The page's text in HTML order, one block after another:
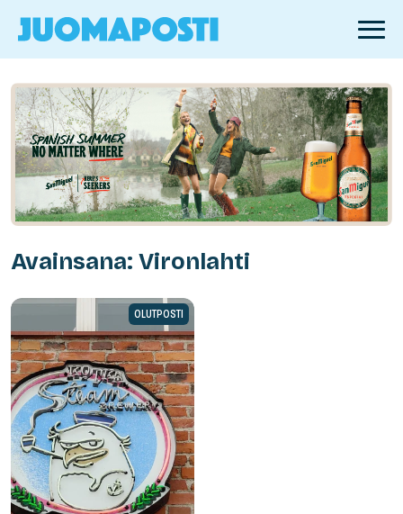
Avainsana: Vironlahti
OLUTPOSTI